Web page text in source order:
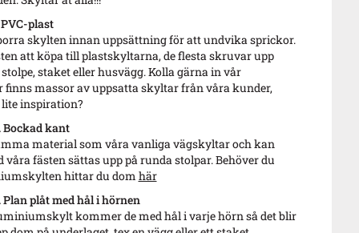
plast
skylten innan uppsättning för att undvika sprickor.
att köpa till plastskyltarna, de flesta skruvar upp
staket eller husvägg. Kolla gärna in vår
finns massor av uppsatta skyltar från våra kunder,
inspiration?
kant
material som våra vanliga vägskyltar och kan
fästen sättas upp på runda stolpar. Behöver du
hittar du dom här
plåt med hål i hörnen
kommer de med hål i varje hörn så det blir